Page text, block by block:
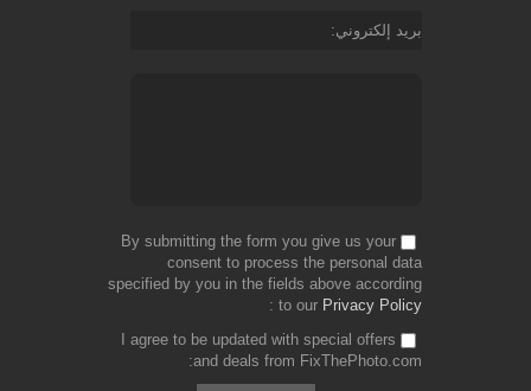
بريد إلكتروني
By submitting the form you give us your
consent to process the personal data
specified by you in the fields above according
to our Privacy Policy
I agree to be updated with special offers
and deals from FixThePhoto.com